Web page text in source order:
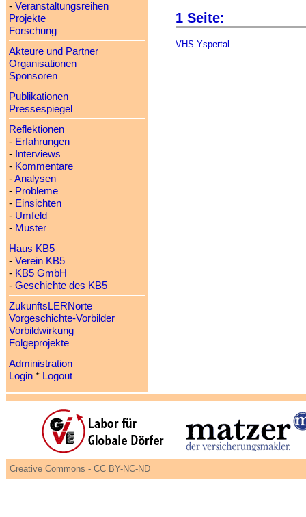
- Veranstaltungsreihen
Projekte
Forschung
Akteure und Partner
Organisationen
Sponsoren
Publikationen
Pressespiegel
Reflektionen
- Erfahrungen
- Interviews
- Kommentare
-Analysen
- Probleme
- Einsichten
- Umfeld
- Muster
Haus KB5
- Verein KB5
- KB5 GmbH
- Geschichte des KB5
ZukunftsLERNorte
Vorgeschichte-Vorbilder
Vorbildwirkung
Folgeprojekte
Administration
Login* Logout
1 Seite:
VHS Yspertal
Creative Commons - CC BY-NC-ND